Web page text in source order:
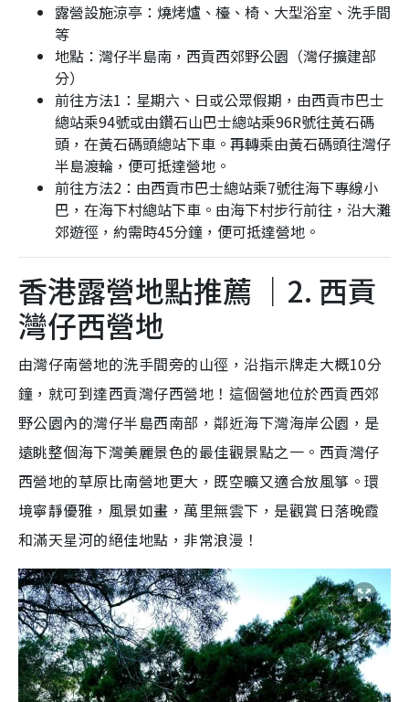
露營設施涼亭：燒烤爐、檯、椅、大型浴室、洗手間
等
地點：灣仔半島南，西貢西郊野公園（灣仔擴建部
分）
前往方法1：星期六、日或公眾假期，由西貢市巴士
總站乘94號或由鑽石山巴士總站乘96R號往黃石碼
頭，在黃石碼頭總站下車。再轉乘由黃石碼頭往灣仔
半島渡輪，便可抵達營地。
前往方法2：由西貢市巴士總站乘7號往海下專線小
巴，在海下村總站下車。由海下村步行前往，沿大灘
郊遊徑，約需時45分鐘，便可抵達營地。
香港露營地點推薦 ｜2. 西貢
灣仔西營地
由灣仔南營地的洗手間旁的山徑，沿指示牌走大概10分
鐘，就可到達西貢灣仔西營地！這個營地位於西貢西郊
野公園內的灣仔半島西南部，鄰近海下灣海岸公園，是
遠眺整個海下灣美麗景色的最佳觀景點之一。西貢灣仔
西營地的草原比南營地更大，既空曠又適合放風箏。環
境寧靜優雅，風景如畫，萬里無雲下，是觀賞日落晚霞
和滿天星河的絕佳地點，非常浪漫！